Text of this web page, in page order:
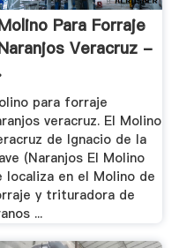
Para Forraje
Veracruz -
para forraje
veracruz. El Molino
de Ignacio de la
(Naranjos El Molino
localiza en el Molino de
y trituradora de
...